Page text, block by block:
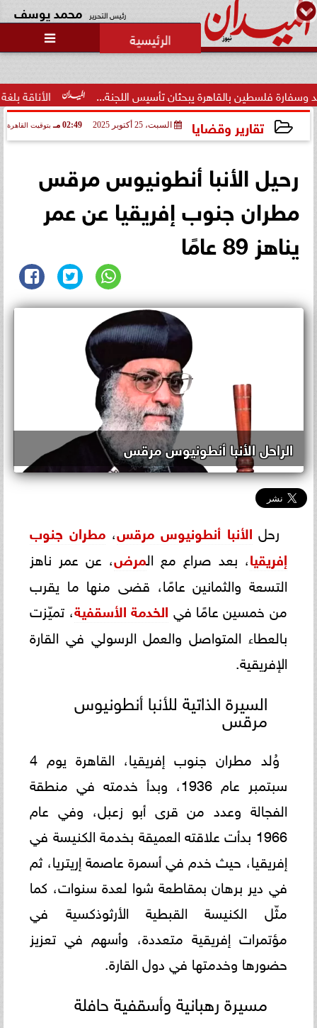
رئيس التحرير محمد يوسف

الأناقة بلغة عصرية.. فاطمة محمد يبحثان تأسيس اللجنة...
تقارير وقضايا السبت، 25 أكتوبر 2025 02:49 مـ بتوقيت القاهرة
رحيل الأنبا أنطونيوس مرقس
مطران جنوب إفريقيا عن عمر
يناهز 89 عامًا
الراحل الأنبا أنطونيوس مرقس
رحل الأنبا أنطونيوس مرقس، مطران جنوب
إفريقيا، بعد صراع مع المرض، عن عمر ناهز
التسعة والثمانين عامًا، قضى منها ما يقرب
من خمسين عامًا في الخدمة الأسقفية، تميّزت
بالعطاء المتواصل والعمل الرسولي في القارة
الإفريقية.
السيرة الذاتية للأنبا أنطونيوس
مرقس
وُلد مطران جنوب إفريقيا، القاهرة يوم 4
سبتمبر عام 1936، وبدأ خدمته في منطقة
الفجالة وعدد من قرى أبو زعبل، وفي عام
1966 بدأت علاقته العميقة بخدمة الكنيسة في
إفريقيا، حيث خدم في أسمرة عاصمة إريتريا، ثم
في دير برهان بمقاطعة شوا لعدة سنوات، كما
مثّل الكنيسة القبطية الأرثوذكسية في
مؤتمرات إفريقية متعددة، وأسهم في تعزيز
حضورها وخدمتها في دول القارة.
مسيرة رهبانية وأسقفية حافلة
بمشاركة قيادات الجاليات بالخليج
وأوروبا وأمريكا.. اجتماع تمهيدي